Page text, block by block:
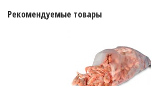
Рекомендуемые товары